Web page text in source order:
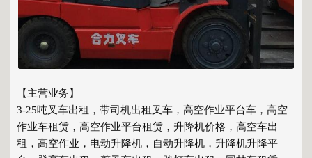
【主营业务】
3-25吨叉车出租，带司机出租叉车，高空作业平台车，高空
作业车租赁，高空作业平台租赁，升降机价格，高空车出
租，高空作业，电动升降机，自动升降机，升降机升降平